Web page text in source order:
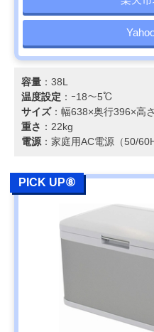
容量 ：38L
温度設定 ：ｰ18～5℃
サイズ：幅638×奥行396×高
重さ ：22kg
電源：家庭用AC電源（50/
PICK UP⑧